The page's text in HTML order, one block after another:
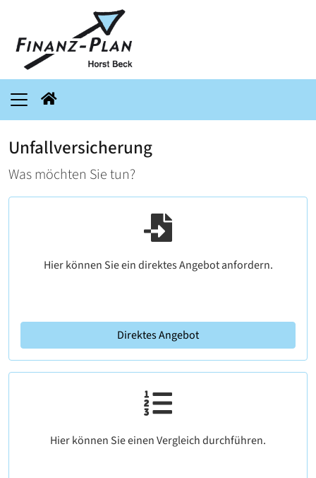
Unfallversicherung
Was möchten Sie tun?
Hier können Sie ein direktes Angebot anfordern.
Direktes Angebot
Hier können Sie einen Vergleich durchführen.